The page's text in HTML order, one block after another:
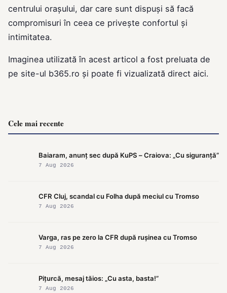
centrului orașului, dar care sunt dispuși să facă
compromisuri în ceea ce privește confortul și
intimitatea.
Imaginea utilizată în acest articol a fost preluata de
pe site-ul b365.ro și poate fi vizualizată direct aici.
Cele mai recente
Baiaram, anunț sec după KuPS – Craiova: „Cu siguranță”
7 Aug 2026
CFR Cluj, scandal cu Folha după meciul cu Tromso
7 Aug 2026
Varga, ras pe zero la CFR după rușinea cu Tromso
7 Aug 2026
Pițurcă, mesaj tăios: „Cu asta, basta!”
7 Aug 2026